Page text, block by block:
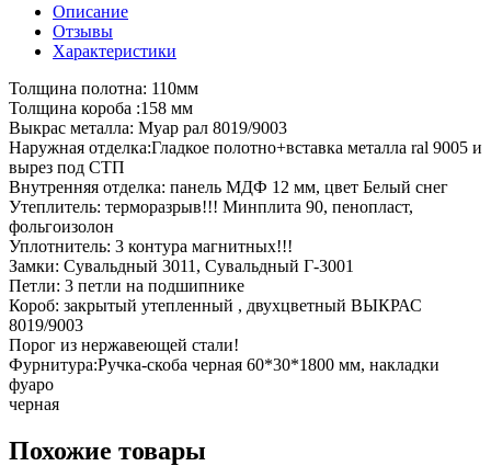
Описание
Отзывы
Характеристики
Толщина полотна: 110мм
Толщина короба :158 мм
Выкрас металла: Муар рал 8019/9003
Наружная отделка:Гладкое полотно+вставка металла ral 9005 и
вырез под СТП
Внутренняя отделка: панель МДФ 12 мм, цвет Белый снег
Утеплитель: терморазрыв!!! Минплита 90, пенопласт,
фольгоизолон
Уплотнитель: 3 контура магнитных!!!
Замки: Сувальдный 3011, Сувальдный Г-3001
Петли: 3 петли на подшипнике
Короб: закрытый утепленный , двухцветный ВЫКРАС
8019/9003
Порог из нержавеющей стали!
Фурнитура:Ручка-скоба черная 60*30*1800 мм, накладки
фуаро
черная
Похожие товары